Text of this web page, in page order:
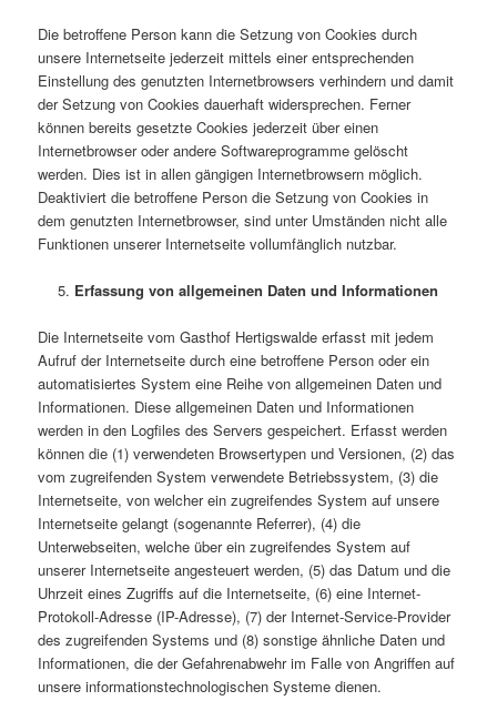
Die betroffene Person kann die Setzung von Cookies durch
unsere Internetseite jederzeit mittels einer entsprechenden
Einstellung des genutzten Internetbrowsers verhindern und damit
der Setzung von Cookies dauerhaft widersprechen. Ferner
können bereits gesetzte Cookies jederzeit über einen
Internetbrowser oder andere Softwareprogramme gelöscht
werden. Dies ist in allen gängigen Internetbrowsern möglich.
Deaktiviert die betroffene Person die Setzung von Cookies in
dem genutzten Internetbrowser, sind unter Umständen nicht alle
Funktionen unserer Internetseite vollumfänglich nutzbar.
Erfassung von allgemeinen Daten und Informationen
Die Internetseite vom Gasthof Hertigswalde erfasst mit jedem
Aufruf der Internetseite durch eine betroffene Person oder ein
automatisiertes System eine Reihe von allgemeinen Daten und
Informationen. Diese allgemeinen Daten und Informationen
werden in den Logfiles des Servers gespeichert. Erfasst werden
können die (1) verwendeten Browsertypen und Versionen, (2) das
vom zugreifenden System verwendete Betriebssystem, (3) die
Internetseite, von welcher ein zugreifendes System auf unsere
Internetseite gelangt (sogenannte Referrer), (4) die
Unterwebseiten, welche über ein zugreifendes System auf
unserer Internetseite angesteuert werden, (5) das Datum und die
Uhrzeit eines Zugriffs auf die Internetseite, (6) eine Internet-
Protokoll-Adresse (IP-Adresse), (7) der Internet-Service-Provider
des zugreifenden Systems und (8) sonstige ähnliche Daten und
Informationen, die der Gefahrenabwehr im Falle von Angriffen auf
unsere informationstechnologischen Systeme dienen.